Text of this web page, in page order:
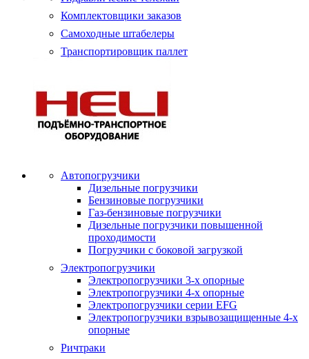
Комплектовщики заказов
Самоходные штабелеры
Транспортировщик паллет
Автопогрузчики
Дизельные погрузчики
Бензиновые погрузчики
Газ-бензиновые погрузчики
Дизельные погрузчики повышенной
проходимости
Погрузчики с боковой загрузкой
Электропогрузчики
Электропогрузчики 3-х опорные
Электропогрузчики 4-х опорные
Электропогрузчики серии EFG
Электропогрузчики взрывозащищенные 4-х
опорные
Ричтраки